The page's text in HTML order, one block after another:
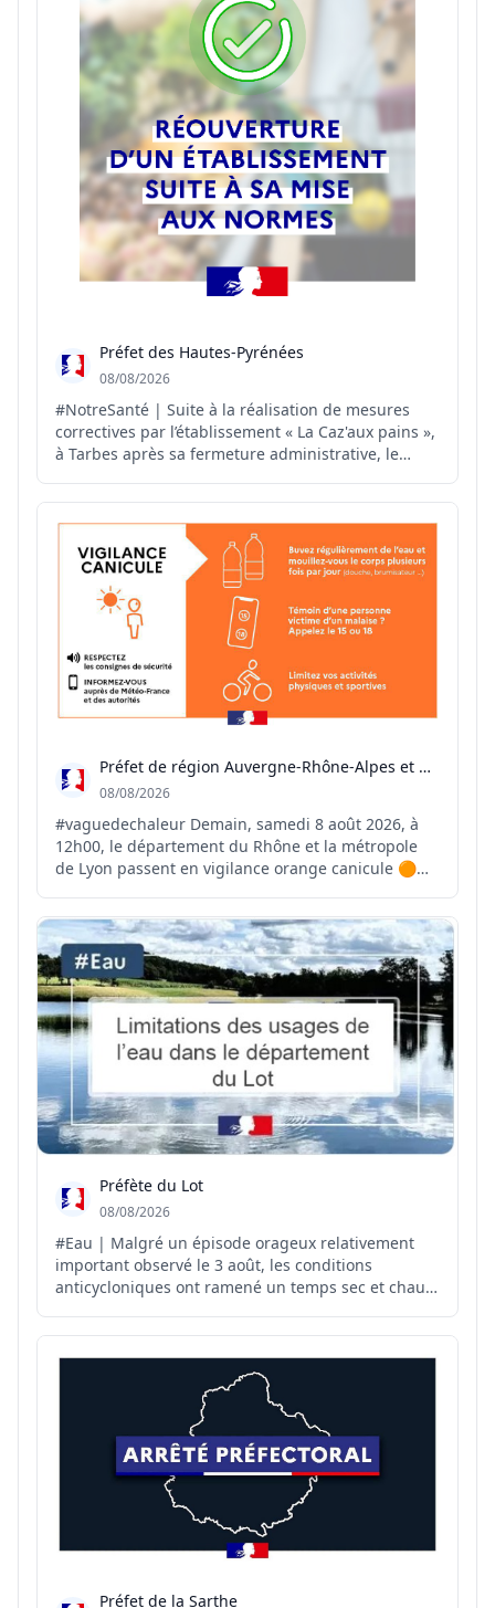
Préfet des Hautes-Pyrénées
08/08/2026
#NotreSanté | Suite à la réalisation de mesures
correctives par l’établissement « La Caz'aux pains »,
à Tarbes après sa fermeture administrative, le
réouverture de cet établissement.
Préfet de région Auvergne-Rhône-Alpes et du Rhône
08/08/2026
#vaguedechaleur Demain, samedi 8 août 2026, à
12h00, le département du Rhône et la métropole
de Lyon passent en vigilance orange canicule 🟠☀️
entre mercredi et vendredi prochain avec des
températures comprises entre 37 et 38 °C 🌡️ Face à
ces forte...
Préfète du Lot
08/08/2026
#Eau | Malgré un épisode orageux relativement
important observé le 3 août, les conditions
anticycloniques ont ramené un temps sec et chaud
de précipitations pour les prochains jours, hormis
de faibles précipitations possibles sur le relief.
Préfet de la Sarthe